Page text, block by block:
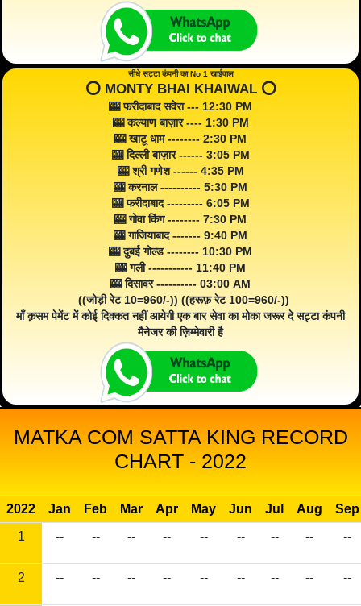
सीधे सट्टा कंपनी का No 1 खाईवाल
⭕️ MONTY BHAI KHAIWAL ⭕️
🎰 फरीदाबाद सवेरा --- 12:30 PM
🎰 कल्याण बाज़ार ---- 1:30 PM
🎰 खाटू धाम -------- 2:30 PM
🎰 दिल्ली बाज़ार ------ 3:05 PM
🎰 श्री गणेश ------ 4:35 PM
🎰 करनाल ---------- 5:30 PM
🎰 फरीदाबाद --------- 6:05 PM
🎰 गोवा किंग -------- 7:30 PM
🎰 गाजियाबाद ------- 9:40 PM
🎰 दुबई गोल्ड -------- 10:30 PM
🎰 गली ----------- 11:40 PM
🎰 दिसावर ---------- 03:00 AM
((जोड़ी रेट 10=960/-)) ((हरूफ़ रेट 100=960/-))
माँ क़सम पेमेंट में कोई दिक्कत नहीं आयेगी एक बार सेवा का मोका जरूर दे सट्टा कंपनी
मैनेजर की ज़िम्मेवारी है
MATKA COM SATTA KING RECORD
CHART - 2022
2022 Jan Feb Mar Apr May Jun Jul Aug
Sep
1
-- -- -- -- -- -- -- -- --
2 -- -- -- -- -- -- -- -- --